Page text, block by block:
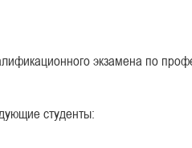
экзамена по
студенты: